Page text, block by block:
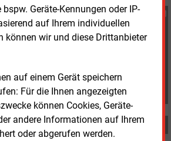
Geräte-Kennungen oder IP-
auf Ihrem individuellen
können wir und diese Drittanbieter
auf einem Gerät speichern
Für die Ihnen angezeigten
können Cookies, Geräte-
andere Informationen auf Ihrem
oder abgerufen werden.
Susanne Harmsen
+49 (0) 151 28207503
s.harmsen@energie-
MEHR ZUM THEMA